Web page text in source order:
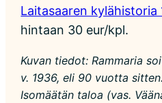
Laitasaaren kylähistoria
hintaan 30 eur/kpl.
Kuvan tiedot: Rammaria
v. 1936, eli 90 vuotta
Isomäätän taloa (vas.